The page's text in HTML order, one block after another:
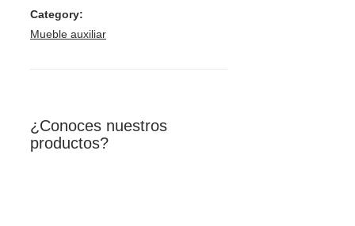
Category:
Mueble auxiliar
¿Conoces nuestros
productos?